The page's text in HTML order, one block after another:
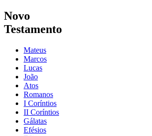
Novo
Testamento
Mateus
Marcos
Lucas
João
Atos
Romanos
I Coríntios
II Coríntios
Gálatas
Efésios